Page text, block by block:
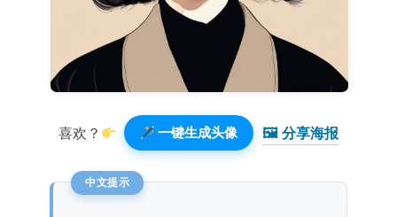
喜欢？ 一键生成头像 🖼 分享海报️